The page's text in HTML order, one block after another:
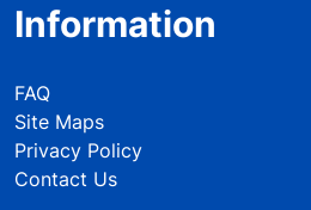
Information
FAQ
Site Maps
Privacy Policy
Contact Us